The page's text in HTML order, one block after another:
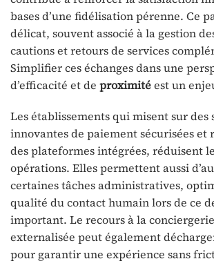
bases d’une fidélisation pérenne. Ce
délicat, souvent associé à la gestion
cautions et retours de services
Simplifier ces échanges dans une
d’efficacité et de proximitéest un
Les établissements qui misent sur des
innovantes de paiement sécurisées et
des plateformes intégrées, réduisent
opérations. Elles permettent aussi
certaines tâches administratives,
qualité du contact humain lors de ce
important. Le recours à la
externalisée peut également
pour garantir une expérience sans